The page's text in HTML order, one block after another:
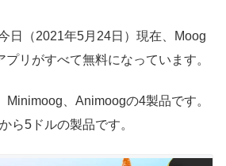
日（2021年5月24日）現在、Moog
リがすべて無料になっています。
Minimoog、Animoogの4製品です。
ら5ドルの製品です。